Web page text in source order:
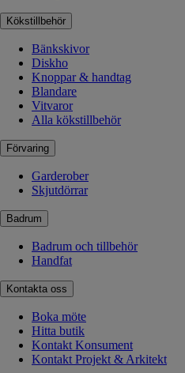
Kökstillbehör
Bänkskivor
Diskho
Knoppar & handtag
Blandare
Vitvaror
Alla kökstillbehör
Förvaring
Garderober
Skjutdörrar
Badrum
Badrum och tillbehör
Handfat
Kontakta oss
Boka möte
Hitta butik
Kontakt Konsument
Kontakt Projekt & Arkitekt